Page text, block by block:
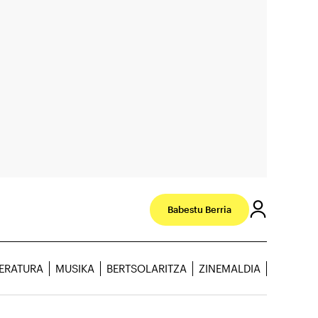
Babestu Berria
MUSIKA BERTSOLARITZA ZINEMALDIA